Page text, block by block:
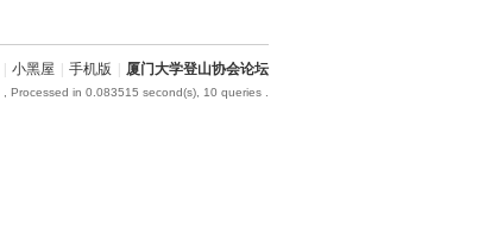
小黑屋 手机版 厦门大学登山协会论坛
, Processed in 0.083515 second(s), 10 queries .